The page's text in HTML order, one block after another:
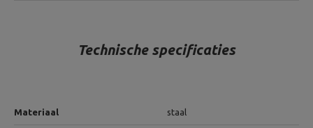
Technische specificaties
Materiaal staal